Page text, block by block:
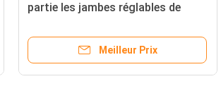
partie les jambes réglables de
Meilleur Prix